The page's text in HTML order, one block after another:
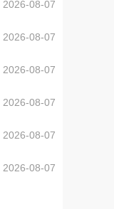
2026-08-07
2026-08-07
2026-08-07
2026-08-07
2026-08-07
2026-08-07